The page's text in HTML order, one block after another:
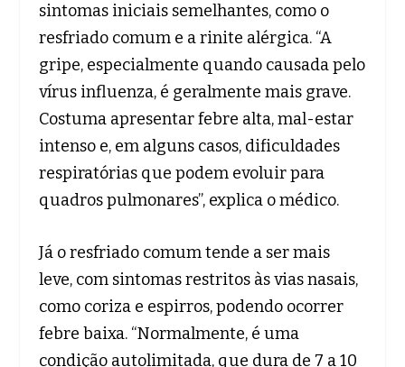
sintomas iniciais semelhantes, como o
resfriado comum e a rinite alérgica. “A
gripe, especialmente quando causada pelo
vírus influenza, é geralmente mais grave.
Costuma apresentar febre alta, mal-estar
intenso e, em alguns casos, dificuldades
respiratórias que podem evoluir para
quadros pulmonares”, explica o médico.
Já o resfriado comum tende a ser mais
leve, com sintomas restritos às vias nasais,
como coriza e espirros, podendo ocorrer
febre baixa. “Normalmente, é uma
condição autolimitada, que dura de 7 a 10